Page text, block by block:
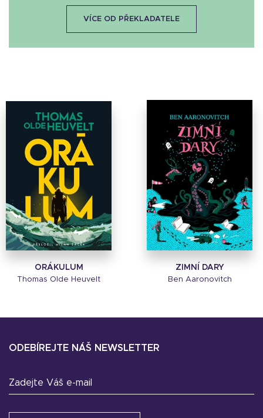
ORÁKULUM
Thomas Olde Heuvelt
ZIMNÍ DARY
Ben Aaronovitch
VÍCE OD PŘEKLADATELE
ODEBÍREJTE NÁŠ NEWSLETTER
Zadejte Váš e-mail